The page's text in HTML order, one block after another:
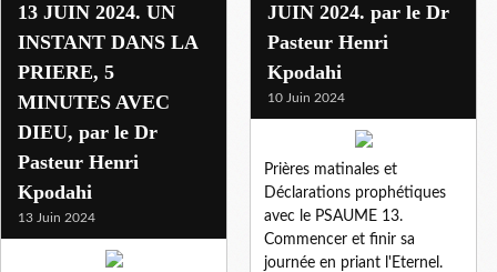
13 JUIN 2024. UN
INSTANT DANS LA
PRIERE, 5
MINUTES AVEC
DIEU, par le Dr
Pasteur Henri
Kpodahi
13 Juin 2024
JUIN 2024. par le Dr
Pasteur Henri
Kpodahi
10 Juin 2024
Prières matinales et
Déclarations prophétiques
avec le PSAUME 13.
Commencer et finir sa
journée en priant l'Eternel.